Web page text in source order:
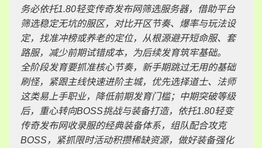
务必依托1.80轻变传奇发布网筛选服务器，借助平台
筛选稳定无坑的服区，对比开区节奏、爆率与玩法设
定，找准冲榜或养老的定位，从根源避开短命服、套
路服，减少前期试错成本，为后续发育筑牢基础。
全阶段发育要抓准核心节奏，新手期跳过无用的基础
刷怪，紧跟主线快速进阶主城，优先选择道士、法师
这类易上手职业，降低前期发育门槛；中期突破等级
后，重心转向BOSS挑战与装备打造，依托1.80轻变
传奇发布网收录服的经典装备体系，组队配合攻克
BOSS，紧抓限时活动积攒稀缺资源，做好装备强化